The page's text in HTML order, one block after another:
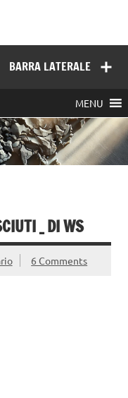
BARRA LATERALE
MENU
_ DI WS
6 Comments